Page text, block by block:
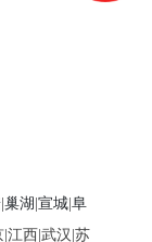
巢湖 宣城阜
江西 武汉 苏